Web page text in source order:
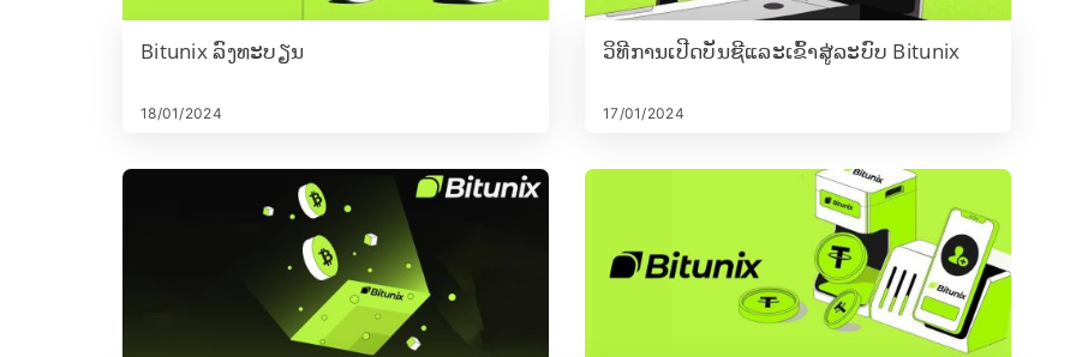
Bitunix ລົງທະບຽນ
18/01/2024
ວິທີການເປີດບັນຊີແລະເຂົ້າສູ່ລະບົບ Bitunix
17/01/2024